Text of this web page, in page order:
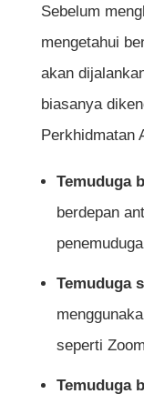
7. Tiba
Lengkap
9.
Sebelum
mengetahui
akan
biasanya
Perkhidmatan
Temuduga
berdepan
Temuduga
seperti
Temuduga